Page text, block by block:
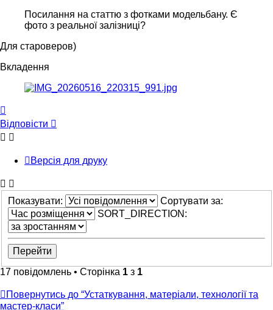
Посилання на статтю з фотками модельбану. Є
фото з реальної залізниці?
Для староверов)
Вкладення
Відповісти
Версія для друку
Показувати:
Сортувати за:
SORT_DIRECTION:
17 повідомлень • Сторінка 1 з 1
Повернутись до “Устаткування, матеріали, технології та
мастер-класи”